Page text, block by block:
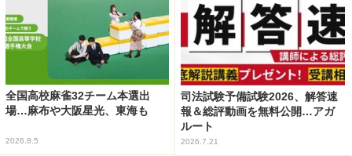
全国高校麻雀32チーム本選出
場…麻布や大阪星光、東海も
2026.8.5
司法試験予備試験2026、解答速
報＆総評動画を無料公開…アガ
ルート
2026.7.21